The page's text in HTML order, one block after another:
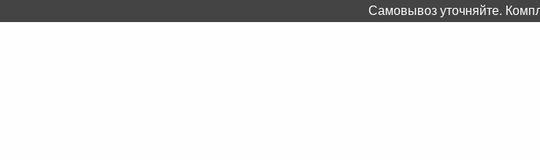
Пн-Пт:10:05-17:30
Самовывоз уточняйте.